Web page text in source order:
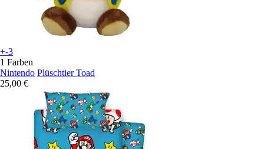
+-3
1 Farben
Nintendo Plüschtier Toad
25,00 €